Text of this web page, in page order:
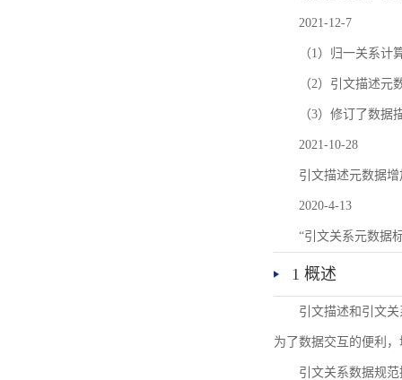
2021-12-7
（1）归一关系
（2）引文描述元
（3）修订了数据
2021-10-28
引文描述元数据增
2020-4-13
“引文关系元数据
1 概述
引文描述和引文
为了数据交互的便利
引文关系数据规